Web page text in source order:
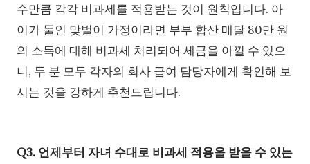
수만큼 각각 비과세를 적용받는 것이 원칙입니다. 아
이가 둘인 맞벌이 가정이라면 부부 합산 매달 80만 원
의 소득에 대해 비과세 처리되어 세금을 아낄 수 있으
니, 두 분 모두 각자의 회사 급여 담당자에게 확인해 보
시는 것을 강하게 추천드립니다.
Q3. 언제부터 자녀 수대로 비과세 적용을 받을 수 있는